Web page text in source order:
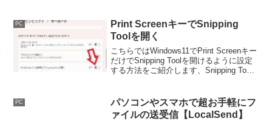
登録さえできればあとはランチャーのボ
タンをクリックするだけですね。
PC
Print ScreenキーでSnipping
Toolを開く
こちらではWindows11でPrint Screenキー
だけでSnipping Toolを開けるように設定
する方法をご紹介します、Snipping Tool
くと便利です。
PC
パソコンやスマホで超お手軽にフ
ァイルの送受信【LocalSend】